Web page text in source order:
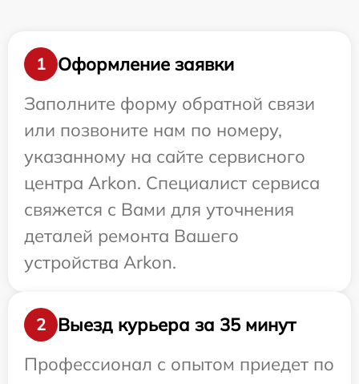
1
Оформление заявки
Заполните форму обратной связи
или позвоните нам по номеру,
указанному на сайте сервисного
центра Arkon. Специалист сервиса
свяжется с Вами для уточнения
деталей ремонта Вашего
устройства Arkon.
2
Выезд курьера за 35 минут
Профессионал с опытом приедет по